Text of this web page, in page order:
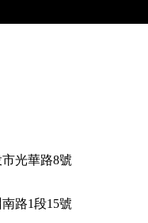
光華路8號
路1段15號